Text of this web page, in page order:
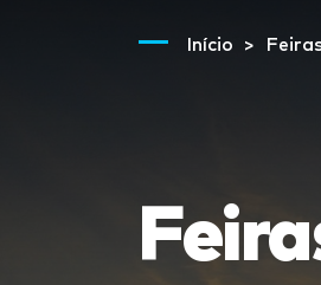
Início